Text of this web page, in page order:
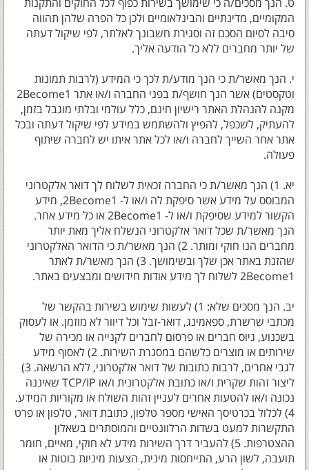
המקומיים, מדינתיים והבינלאומיים ולכן כל הפרה שלהן תהווה
סיבה לסיום הסכם זה וסגירת חשבונך לאלתר, לפי שיקול דעתה
של יותר מחברים ללא כל הודעה אליך.
י. הנך מאשר/ת כי הנך מודע/ת לכך כי המידע (לרבות תמונות
וטקסטים) אשר הנך חושף/ת בפני החברה ו/או אתר 2Become1
מקנה להנהלת האתר רישיון חינם, כלל עולמי ובלתי מוגבל בזמן,
להעתיק, לשכפל, להפיץ ולהשתמש במידע לפי שיקול דעתה ובכל
אתר אחר השייך לחברה ו/או לכל אתר איתו יש לחברה שיתוף
פעולה.
יא. 1) הנך מאשר/ת כי החברה זכאית לשלוח לך דואר אלקטרוני
המבוסס על מידע אשר סיפקת לה ו/או ל- 2Become1, מידע
הקשור למידע שסיפקת ו/או ל- 2Become1 או כל מידע אחר.
הנך מאשר/ת שכל דואר אלקטרוני הנשלח אליך מאת יותר
מחברים הנו חוקי ומותר. 2) הנך מאשר/ת כי הדואר האלקטרוני
שהזנת באתר אכן שלך ובשימושך. 3) הנך מאשר/ת לאתר
2Become1 לשלוח לך מידע אודות חידושים ומבצעים באתר.
יב. הנך מסכים שלא: 1) לעשות שימוש בשירות בהקשר של
מכתבי שרשרת, ספאמינג, דואר-זבל וכל דיוור לא מוזמן. או לעסוק
בשכנוע, גיוס חברים או פרסום לחברים לקנייה או מכירה של
שירותים או מוצרים כלשהם במסגרת השירות. 2) לאסוף מידע
לגבי אחרים, לרבות כתובות של דואר אלקטרוני, ללא הרשאה. 3)
ליצור זהות שקרית ו/או כתובת אלקטרונית ו/או TCP/IP שאיננה
נכונה ו/או להטעות אחרים לעניין זהות השולח או מקוריות המידע.
4) לכלול בכרטיסך האישי מספר טלפון, כתובת דואר, טלפון או פרט
התקשרות למעט בשדות הרלוונטיים והמוסתרים בשאלון
ההצטרפות. 5) להעביר דרך השירות מידע לא חוקי, מאיים, חומר
תועבה, לשון הרע, התייחסות מינית, הצעות מיניות בוטות או